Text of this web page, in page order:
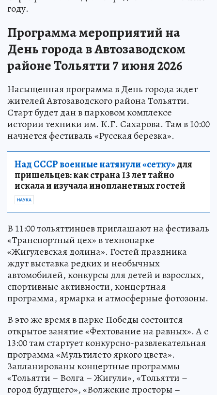
году.
Программа мероприятий на
День города в Автозаводском
районе Тольятти 7 июня 2026
Насыщенная программа в День города ждет
жителей Автозаводского района Тольятти.
Старт будет дан в парковом комплексе
истории техники им. К.Г. Сахарова. Там в 10:00
начнется фестиваль «Русская березка».
Над СССР военные натянули «сетку»для
пришельцев: как страна 13 лет тайно
искала и изучала инопланетных гостей
НАУКА
В 11:00 тольяттинцев приглашают на фестиваль
«Транспортный цех» в технопарке
«Жигулевская долина». Гостей праздника
ждут выставка редких и необычных
автомобилей, конкурсы для детей и взрослых,
спортивные активности, концертная
программа, ярмарка и атмосферные фотозоны.
В это же время в парке Победы состоится
открытое занятие «Фехтование на равных». А с
13:00 там стартует конкурсно-развлекательная
программа «Мультилето яркого цвета».
Запланированы концертные программы
«Тольятти – Волга – Жигули», «Тольятти –
город будущего», «Волжские просторы –